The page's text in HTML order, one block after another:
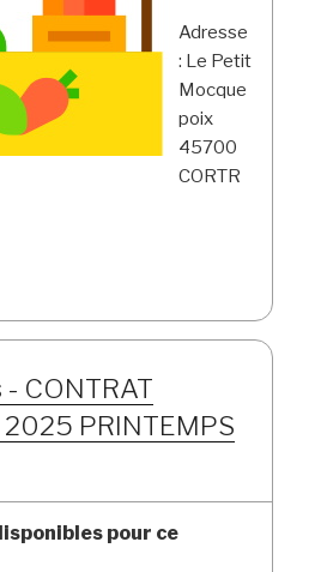
Adresse
: Le Petit
Mocque
poix
45700
CORTR
- CONTRAT
PRINTEMPS
pour ce